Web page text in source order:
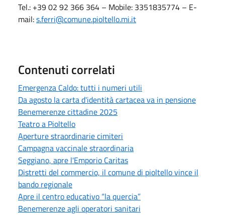
Tel.: +39 02 92 366 364 – Mobile: 3351835774 – E-
mail:s.ferri@comune.pioltello.mi.it
Contenuti correlati
Emergenza Caldo: tutti i numeri utili
Da agosto la carta d'identità cartacea va in pensione
Benemerenze cittadine 2025
Teatro a Pioltello
Aperture straordinarie cimiteri
Campagna vaccinale straordinaria
Seggiano, apre l'Emporio Caritas
Distretti del commercio, il comune di pioltello vince il
bando regionale
Apre il centro educativo “la quercia”
Benemerenze agli operatori sanitari